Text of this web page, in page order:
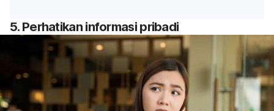
5. Perhatikan informasi pribadi